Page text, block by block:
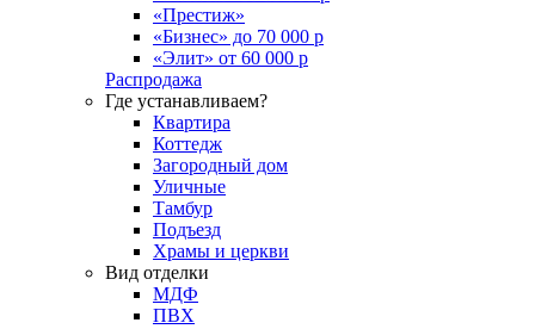
«Престиж»
«Бизнес» до 70 000 р
«Элит» от 60 000 р
Распродажа
Где устанавливаем?
Квартира
Коттедж
Загородный дом
Уличные
Тамбур
Подъезд
Храмы и церкви
Вид отделки
МДФ
ПВХ